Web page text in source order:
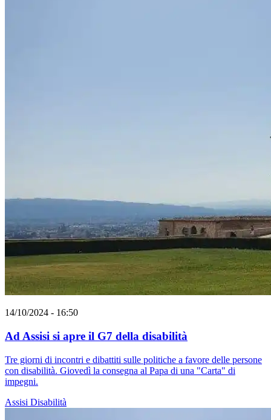
14/10/2024 - 16:50
Ad Assisi si apre il G7 della disabilità
Tre giorni di incontri e dibattiti sulle politiche a favore delle persone
con disabilità. Giovedì la consegna al Papa di una "Carta" di
impegni.
Assisi Disabilità